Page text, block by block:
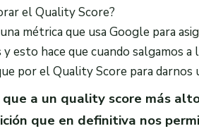
el Quality Score?
métrica que usa Google para
esto hace que cuando salgamos
por el Quality Score para darnos
a un quality score más
que en definitiva nos